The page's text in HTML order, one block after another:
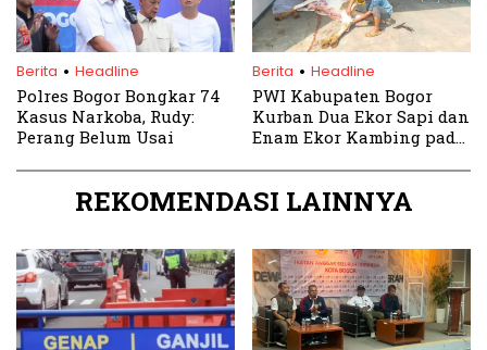
Berita . Headline
Polres Bogor Bongkar 74
Kasus Narkoba, Rudy:
Perang Belum Usai
Berita . Headline
PWI Kabupaten Bogor
Kurban Dua Ekor Sapi dan
Enam Ekor Kambing pada
REKOMENDASI LAINNYA